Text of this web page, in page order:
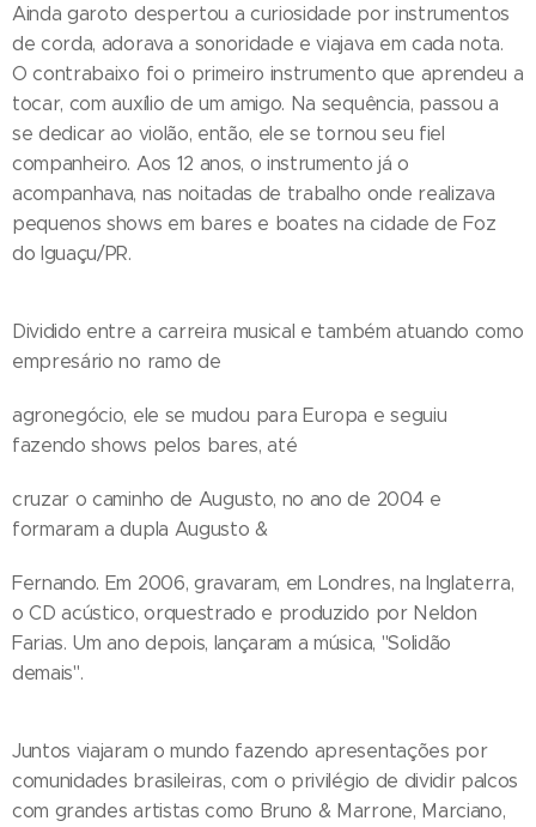
Ainda garoto despertou a curiosidade por instrumentos
de corda, adorava a sonoridade e viajava em cada nota.
O contrabaixo foi o primeiro instrumento que aprendeu a
tocar, com auxílio de um amigo. Na sequência, passou a
se dedicar ao violão, então, ele se tornou seu fiel
companheiro. Aos 12 anos, o instrumento já o
acompanhava, nas noitadas de trabalho onde realizava
pequenos shows em bares e boates na cidade de Foz
do Iguaçu/PR.
Dividido entre a carreira musical e também atuando como
empresário no ramo de
agronegócio, ele se mudou para Europa e seguiu
fazendo shows pelos bares, até
cruzar o caminho de Augusto, no ano de 2004 e
formaram a dupla Augusto &
Fernando. Em 2006, gravaram, em Londres, na Inglaterra,
o CD acústico, orquestrado e produzido por Neldon
Farias. Um ano depois, lançaram a música, "Solidão
demais".
Juntos viajaram o mundo fazendo apresentações por
comunidades brasileiras, com o privilégio de dividir palcos
com grandes artistas como Bruno & Marrone, Marciano,